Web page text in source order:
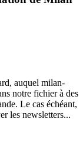
auquel milan-
notre fichier à des
Le cas échéant,
les newsletters...